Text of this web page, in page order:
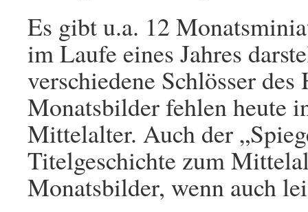
Es gibt u.a. 12
im Laufe eines Jahres
verschiedene Schlösser
Monatsbilder fehlen heute
Mittelalter. Auch der
Titelgeschichte zum
Monatsbilder, wenn auch